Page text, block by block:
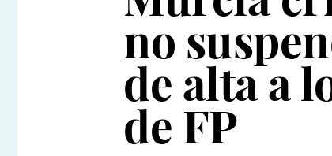
no
de alta a
de FP